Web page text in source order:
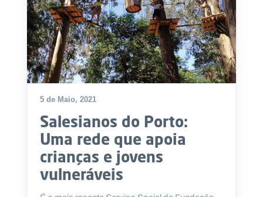
5 de Maio, 2021
Salesianos do Porto:
Uma rede que apoia
crianças e jovens
vulneráveis